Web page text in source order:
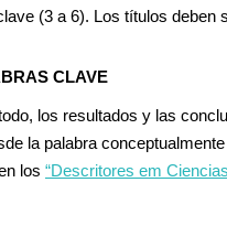
(3 a 6). Los títulos
CLAVE
los resultados y las
la palabra
los “Descritores em